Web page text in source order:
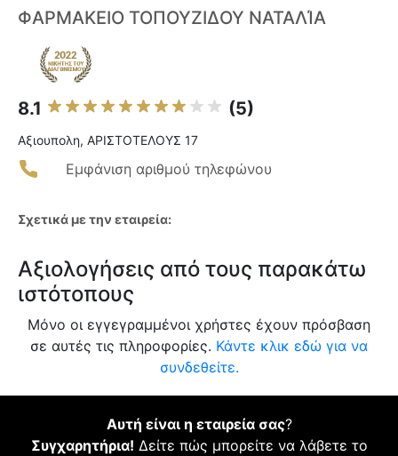
ΦΑΡΜΑΚΕΙΟ ΤΟΠΟΥΖΙΔΟΥ ΝΑΤΑΛΊΑ
8.1 (5)
Αξιουπολη, ΑΡΙΣΤΟΤΕΛΟΥΣ 17
Εμφάνιση αριθμού τηλεφώνου
Σχετικά με την εταιρεία:
Αξιολογήσεις από τους παρακάτω
ιστότοπους
Μόνο οι εγγεγραμμένοι χρήστες έχουν πρόσβαση
σε αυτές τις πληροφορίες. Κάντε κλικ εδώ για να
συνδεθείτε.
Αυτή είναι η εταιρεία σας?
Συγχαρητήρια! Δείτε πώς μπορείτε να λάβετε το